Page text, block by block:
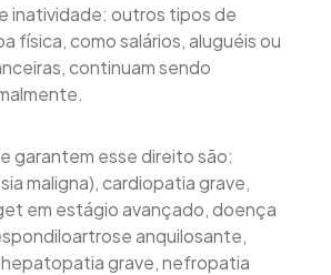
inatividade: outros tipos de
física, como salários, aluguéis ou
continuam sendo
garantem esse direito são:
maligna), cardiopatia grave,
em estágio avançado, doença
anquilosante,
grave, nefropatia